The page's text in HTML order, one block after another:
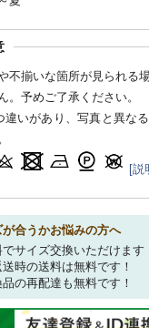
不揃いな箇所が見られる
。予めご了承ください。
違いがあり、写真と異な
[説
が合うかお悩みの方へ
でサイズ交換いただけます
送時の送料は無料です！
品の再配達も無料です！